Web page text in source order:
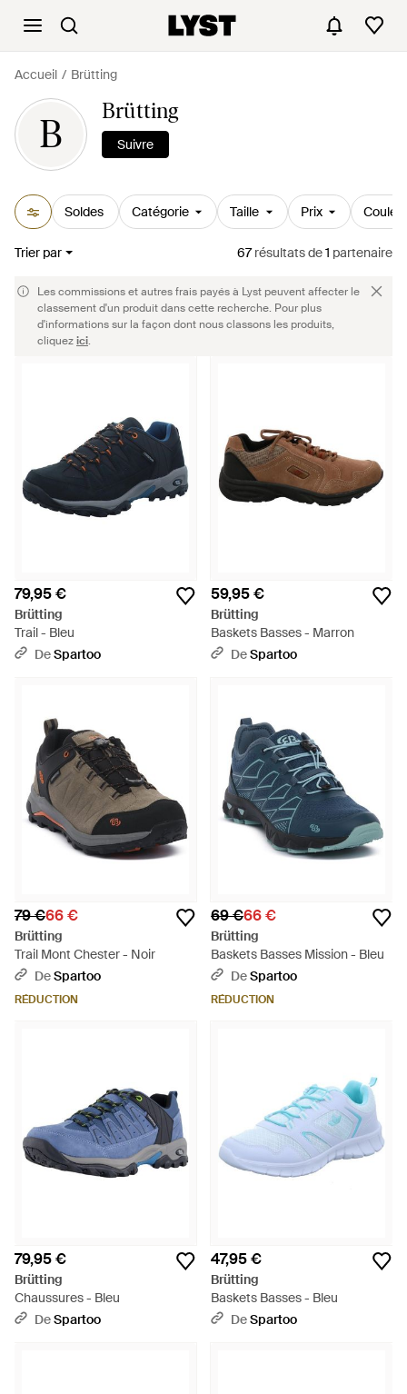
Accueil Brütting
B
Brütting
Suivre
Soldes Catégorie Taille Prix
Trier par 67résultatsde1 partenaire
Les commissions et autres frais payés à Lyst peuvent affecter le
classement d'un produit dans cette recherche. Pour plus
d'informations sur la façon dont nous classons les produits,
cliquezici.
79,95 €
Brütting
Trail - Bleu
DeSpartoo
59,95 €
Brütting
Baskets Basses - Marron
DeSpartoo
79 €66 €
Brütting
Trail Mont Chester - Noir
DeSpartoo
RÉDUCTION
69 €66 €
Brütting
Baskets Basses Mission - Bleu
DeSpartoo
RÉDUCTION
79,95 €
Brütting
Chaussures - Bleu
DeSpartoo
47,95 €
Brütting
Baskets Basses - Bleu
DeSpartoo